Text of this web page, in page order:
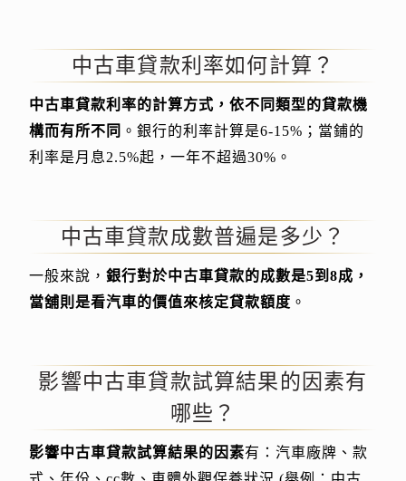
中古車貸款利率如何計算？
中古車貸款利率的計算方式，依不同類型的貸款機
構而有所不同 。銀行的利率計算是6-15%；當鋪的
利率是月息2.5%起，一年不超過30%。
中古車貸款成數普遍是多少？
一般來說，銀行對於中古車貸款的成數是5到8成，
當舖則是看汽車的價值來核定貸款額度 。
影響中古車貸款試算結果的因素有
哪些？
影響中古車貸款試算結果的因素有：汽車廠牌、款